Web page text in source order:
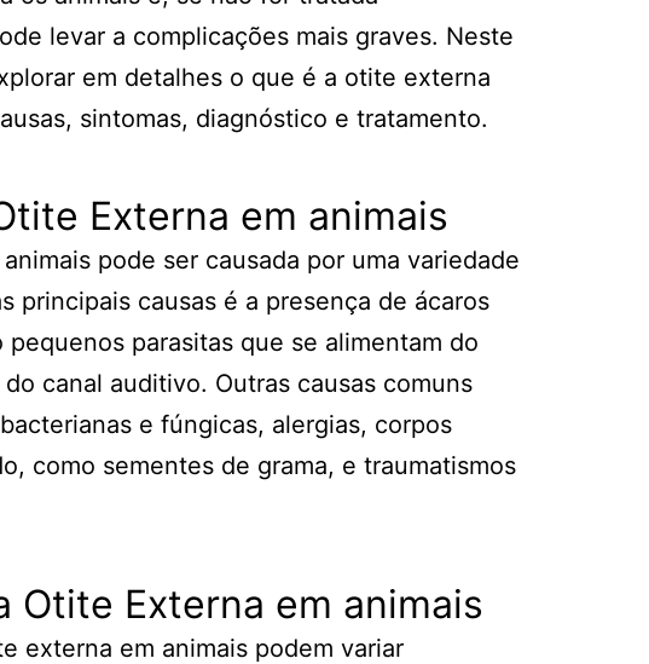
levar a complicações mais graves. Neste
em detalhes o que é a otite externa
sintomas, diagnóstico e tratamento.
Externa em animais
pode ser causada por uma variedade
principais causas é a presença de ácaros
parasitas que se alimentam do
canal auditivo. Outras causas comuns
e fúngicas, alergias, corpos
como sementes de grama, e traumatismos
Otite Externa em animais
externa em animais podem variar